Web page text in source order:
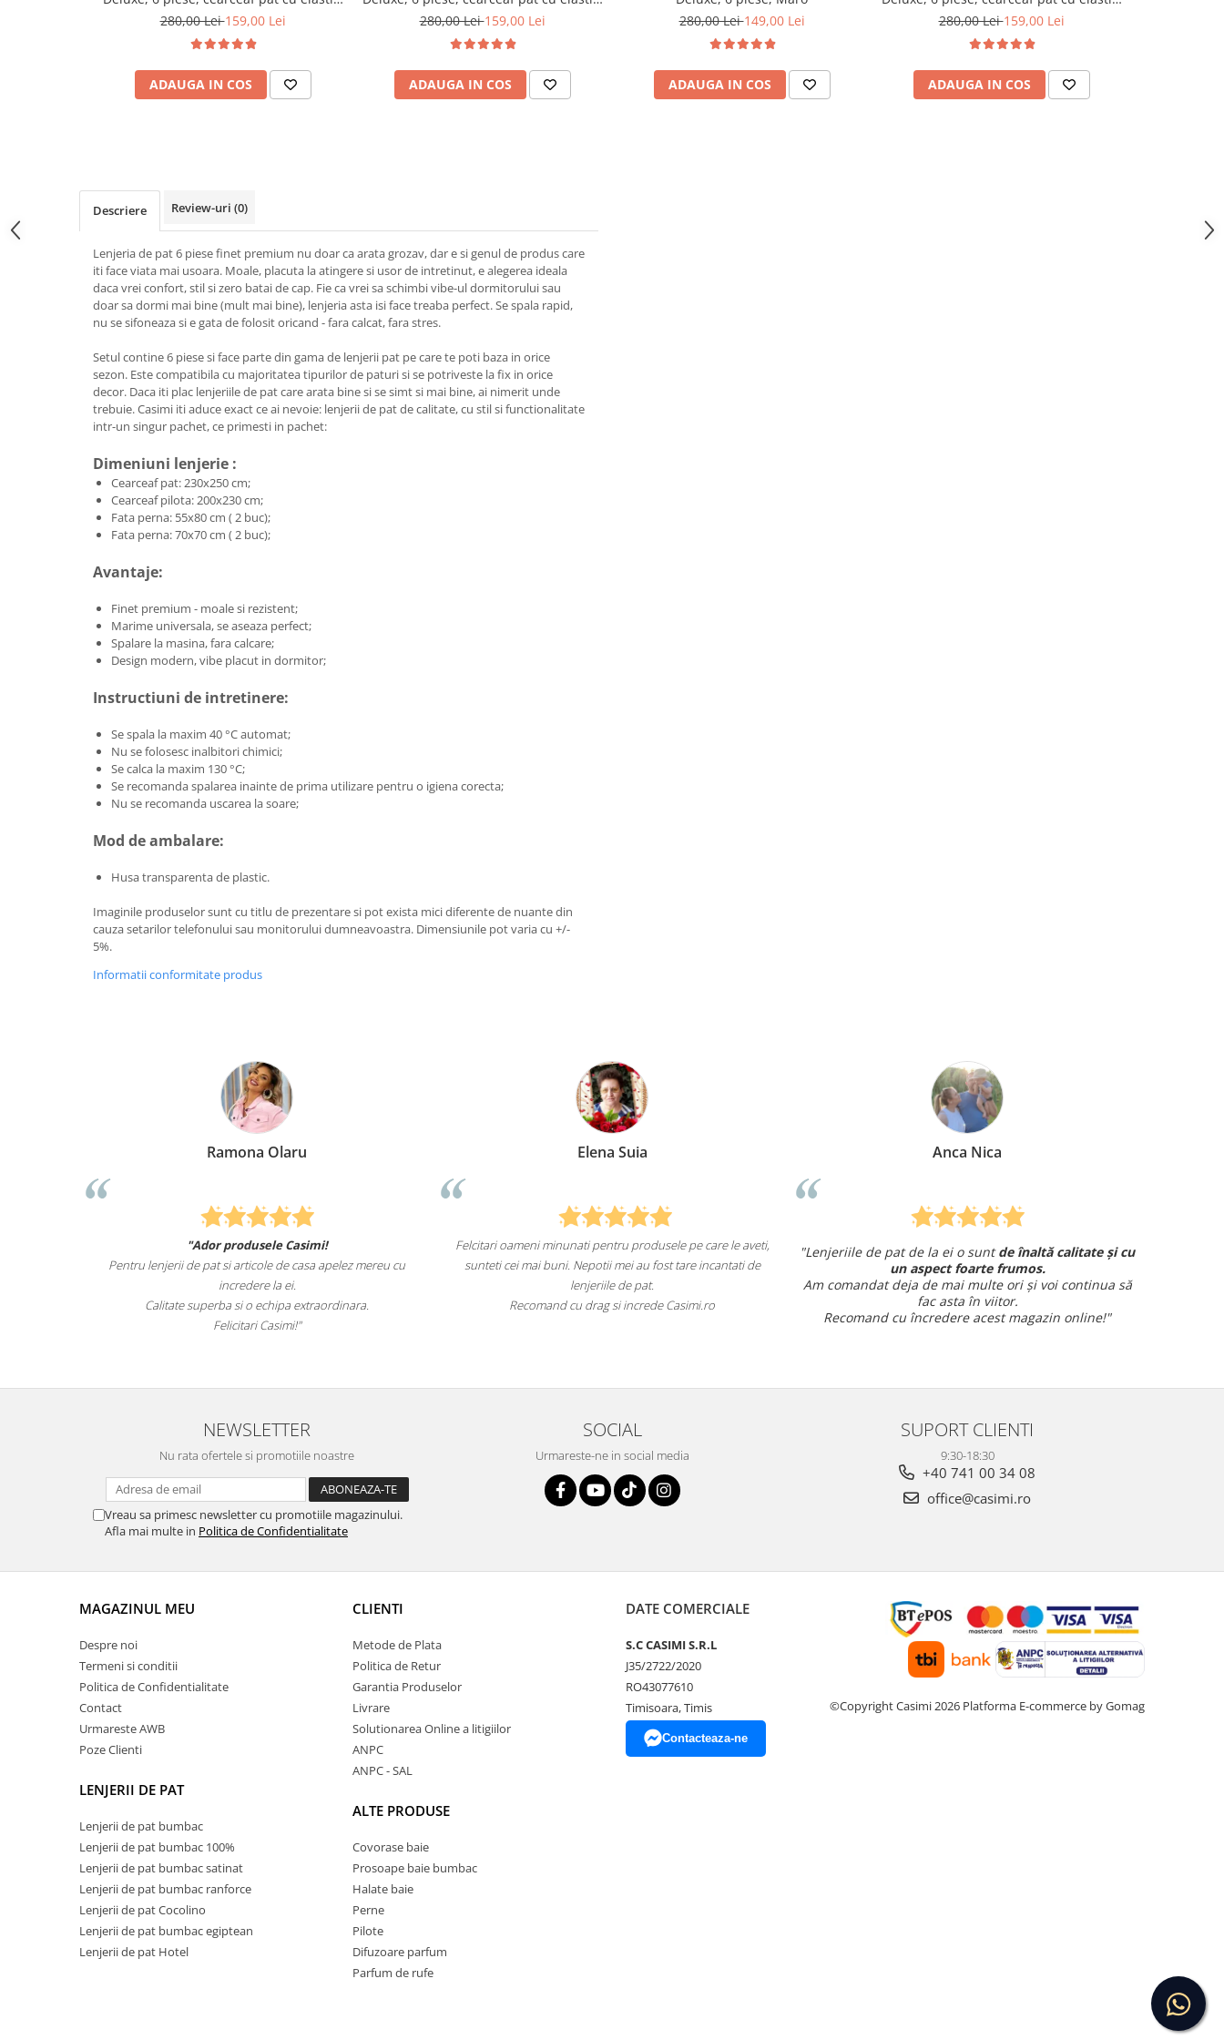
Alb
280,00 Lei159,00 Lei
ADAUGA IN COS
Maro
280,00 Lei159,00 Lei
ADAUGA IN COS
280,00 Lei149,00 Lei
ADAUGA IN COS
Gri Inchis
280,00 Lei159,00 Lei
ADAUGA IN COS
Descriere Review-uri (0)
Lenjeria de pat 6 piese finet premium nu doar ca arata grozav, dar e si genul de produs care
iti face viata mai usoara. Moale, placuta la atingere si usor de intretinut, e alegerea ideala
daca vrei confort, stil si zero batai de cap. Fie ca vrei sa schimbi vibe-ul dormitorului sau
doar sa dormi mai bine (mult mai bine), lenjeria asta isi face treaba perfect. Se spala rapid,
nu se sifoneaza si e gata de folosit oricand - fara calcat, fara stres.
Setul contine 6 piese si face parte din gama de lenjerii pat pe care te poti baza in orice
sezon. Este compatibila cu majoritatea tipurilor de paturi si se potriveste la fix in orice
decor. Daca iti plac lenjeriile de pat care arata bine si se simt si mai bine, ai nimerit unde
trebuie. Casimi iti aduce exact ce ai nevoie: lenjerii de pat de calitate, cu stil si functionalitate
intr-un singur pachet, ce primesti in pachet:
Dimeniuni lenjerie :
Cearceaf pat: 230x250 cm;
Cearceaf pilota: 200x230 cm;
Fata perna: 55x80 cm ( 2 buc);
Fata perna: 70x70 cm ( 2 buc);
Avantaje:
Finet premium - moale si rezistent;
Marime universala, se aseaza perfect;
Spalare la masina, fara calcare;
Design modern, vibe placut in dormitor;
Instructiuni de intretinere:
Se spala la maxim 40 °C automat;
Nu se folosesc inalbitori chimici;
Se calca la maxim 130 °C;
Se recomanda spalarea inainte de prima utilizare pentru o igiena corecta;
Nu se recomanda uscarea la soare;
Mod de ambalare:
Husa transparenta de plastic.
Imaginile produselor sunt cu titlu de prezentare si pot exista mici diferente de nuante din
cauza setarilor telefonului sau monitorului dumneavoastra. Dimensiunile pot varia cu +/-
5%.
Informatii conformitate produs
casa apelez mereu cu
Elena Suia
Felcitari oameni minunati pentru produsele pe care le aveti,
sunteti cei mai buni. Nepotii mei au fost tare incantati de
lenjeriile de pat.
Recomand cu drag si increde Casimi.ro
"Lenjeriile de pat de la ei o suntde înaltă calitate și cu
un aspect foarte frumos.
Am comandat deja de mai multe ori și voi continua să
fac asta în viitor.
Recomand cu încredere acest magazin online!"
Mirela Vermesan
Am comandat o lenjerie de pat pentru cadou
și am avut o întrebare șiam primit un răspuns rapid și
amabil.
Sunt foarte mulțumită!
NEWSLETTER
Nu rata ofertele si promotiile noastre
Vreau sa primesc newsletter cu promotiile magazinului.
Afla mai multe in Politica de Confidentialitate
SOCIAL
Urmareste-ne in social media
SUPORT CLIENTI
9:30-18:30
+40 741 00 34 08
office@casimi.ro
MAGAZINUL MEU
Despre noi
Termeni si conditii
Politica de Confidentialitate
Contact
Urmareste AWB
Poze Clienti
LENJERII DE PAT
Lenjerii de pat bumbac
Lenjerii de pat bumbac 100%
Lenjerii de pat bumbac satinat
Lenjerii de pat bumbac ranforce
Lenjerii de pat Cocolino
Lenjerii de pat bumbac egiptean
Lenjerii de pat Hotel
CLIENTI
Metode de Plata
Politica de Retur
Garantia Produselor
Livrare
Solutionarea Online a litigiilor
ANPC
ANPC - SAL
ALTE PRODUSE
Covorase baie
Prosoape baie bumbac
Halate baie
Perne
Pilote
Difuzoare parfum
Parfum de rufe
DATE COMERCIALE
S.C CASIMI S.R.L
J35/2722/2020
RO43077610
Timisoara, Timis
Contacteaza-ne
©Copyright Casimi 2026 Platforma E-commerce by Gomag